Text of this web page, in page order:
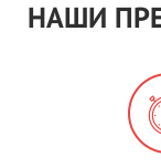
НАШИ